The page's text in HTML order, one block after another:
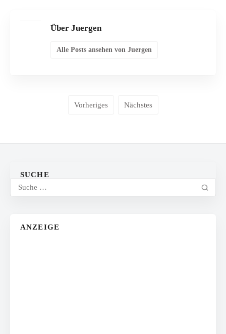
Über Juergen
Alle Posts ansehen von Juergen
Vorheriges Nächstes
SUCHE
ANZEIGE